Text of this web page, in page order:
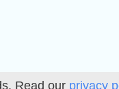
Read our privacy